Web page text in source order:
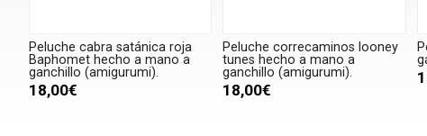
Peluche cabra satánica roja
Baphomet hecho a mano a
ganchillo (amigurumi).
18,00€
Peluche correcaminos looney
tunes hecho a mano a
ganchillo (amigurumi).
18,00€